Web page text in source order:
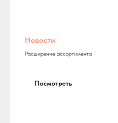
Новости
Расширение ассортимента
Посмотреть